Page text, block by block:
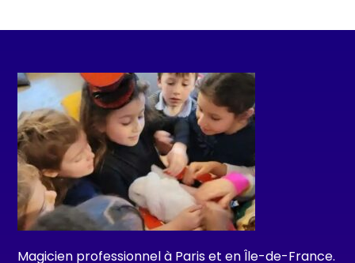
Magicien professionnel à Paris et en Île-de-France.